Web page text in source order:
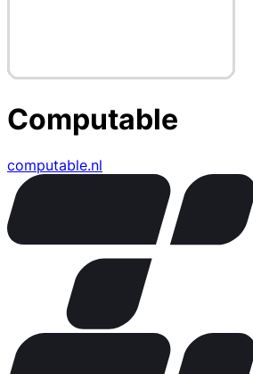
Computable
computable.nl